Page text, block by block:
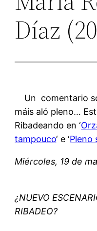
Díaz
Un comentario
máis aló pleno…
Ribadeando en ‘
tampouco‘ e ‘Pleno
Miércoles, 19 de
¿NUEVO
RIBADEO?